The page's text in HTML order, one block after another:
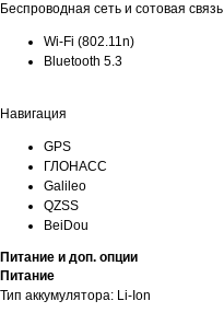
Беспроводная сеть и сотовая связь
Wi-Fi (802.11n)
Bluetooth 5.3
Навигация
GPS
ГЛОНАСС
Galileo
QZSS
BeiDou
Питание и доп. опции
Питание
Тип аккумулятора: Li-Ion